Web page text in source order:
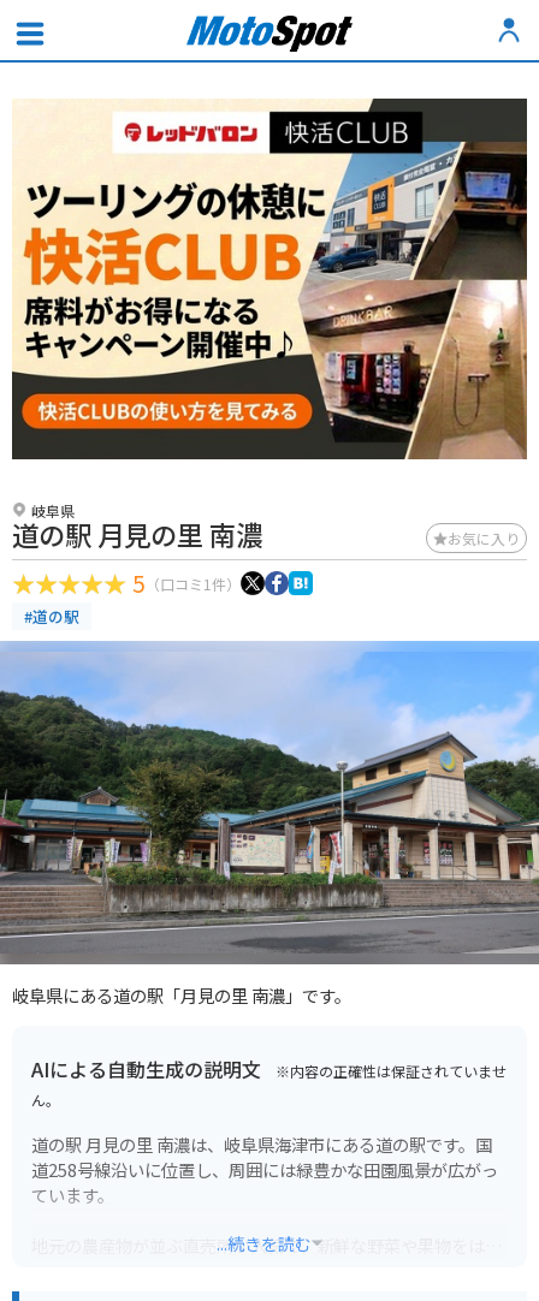
岐阜県
道の駅 月見の里 南濃 お気に入り
5 （口コミ1件）
#道の駅
岐阜県にある道の駅「月見の里 南濃」です。
AIによる自動生成の説明文 ※内容の正確性は保証されていませ
ん。
道の駅 月見の里 南濃は、岐阜県海津市にある道の駅です。国
道258号線沿いに位置し、周囲には緑豊かな田園風景が広がっ
ています。
地元の農産物が並ぶ直売所が人気で、新鮮な野菜や果物をはじ
...続きを読む